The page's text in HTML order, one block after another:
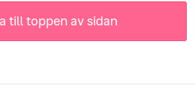
till toppen av sidan